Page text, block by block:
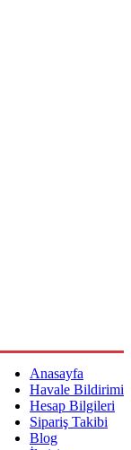
Anasayfa
Havale Bildirimi
Hesap Bilgileri
Sipariş Takibi
Blog